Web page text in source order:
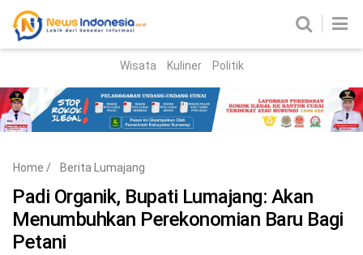
Parlemen
Nasional
Wisata Kuliner Politik
Home / Berita Lumajang
Padi Organik, Bupati Lumajang: Akan
Menumbuhkan Perekonomian Baru Bagi
Petani